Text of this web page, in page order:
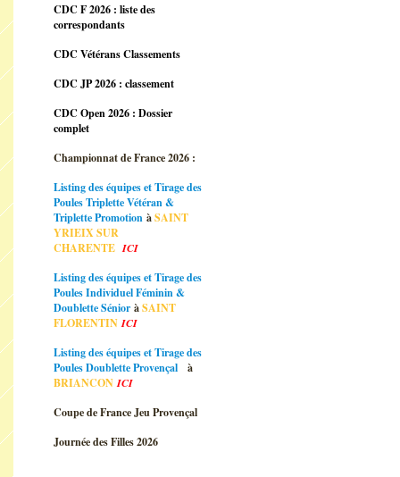
CDC F 2026 : liste des
correspondants
CDC Vétérans Classements
CDC JP 2026 : classement
CDC Open 2026 : Dossier
complet
Championnat de France 2026 :
Listing des équipes et Tirage des
Poules Triplette Vétéran &
Triplette Promotion àSAINT
YRIEIX SUR
CHARENTEICI
Listing des équipes et Tirage des
Poules Individuel Féminin &
Doublette Sénior àSAINT
FLORENTINICI
Listing des équipes et Tirage des
Poules Doublette Provençal
à
BRIANCONICI
Coupe de France Jeu Provençal
Journée des Filles 2026